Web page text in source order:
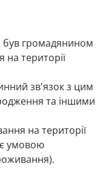
був громадянином
території
зв'язок з цим
та іншими
на території
є умовою